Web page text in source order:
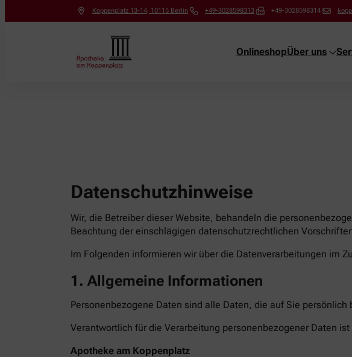
Koppenplatz 13-14, 10115 Berlin +49-3028598313 +49-3028598314
OnlineshopÜber uns
Datenschutzhinweise
Wir, die Betreiber dieser Website, behandeln die
Beachtung der einschlägigen datenschutzrechtlichen
Im Folgenden informieren wir über die Datenverarbeitungen im
1. Allgemeine Informationen
Personenbezogene Daten sind alle Daten, die auf Sie
Verantwortlich für die Verarbeitung personenbezogener Daten ist
Apotheke am Koppenplatz